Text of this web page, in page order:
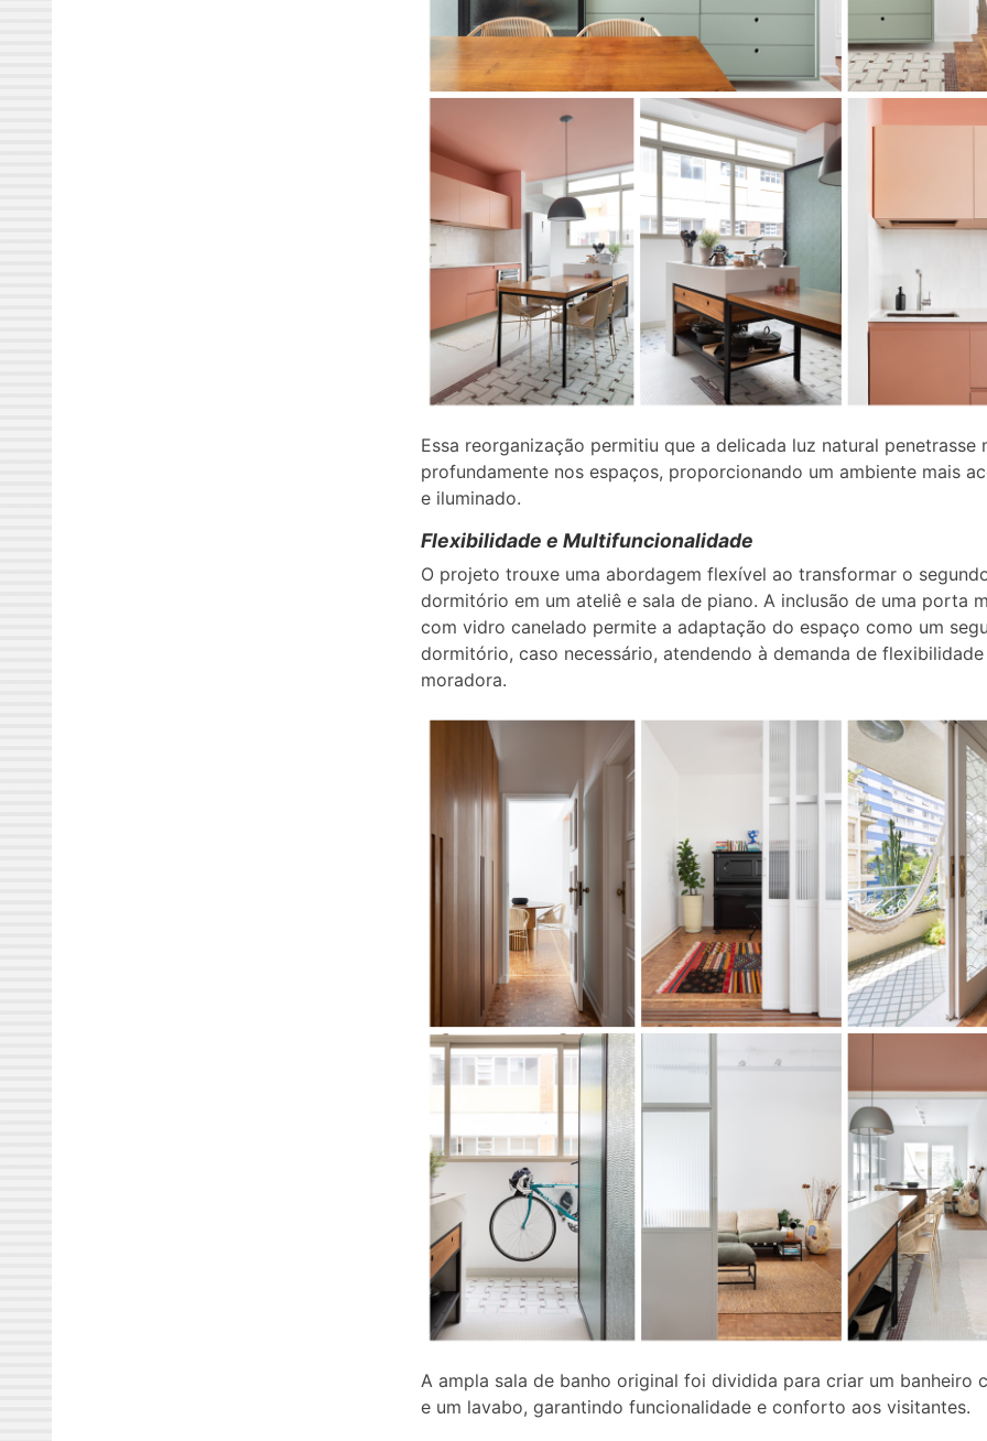
Essa reorganização permitiu que a delicada luz natural penetrasse
profundamente nos espaços, proporcionando um ambiente mais
e iluminado.
Flexibilidade e Multifuncionalidade
O projeto trouxe uma abordagem flexível ao transformar o
dormitório em um ateliê e sala de piano. A inclusão de uma porta
com vidro canelado permite a adaptação do espaço como um
dormitório, caso necessário, atendendo à demanda de
moradora.
A ampla sala de banho original foi dividida para criar um banheiro
e um lavabo, garantindo funcionalidade e conforto aos visitantes.